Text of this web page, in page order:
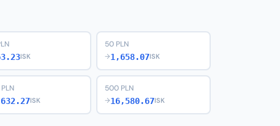
ISK
50 PLN
→1,658.07ISK
ISK
500 PLN
→16,580.67ISK